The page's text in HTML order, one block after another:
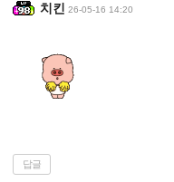
치킨 26-05-16 14:20
답글